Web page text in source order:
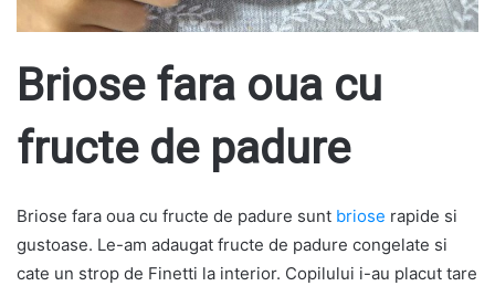
Briose fara oua cu
fructe de padure
Briose fara oua cu fructe de padure sunt briose rapide si
gustoase. Le-am adaugat fructe de padure congelate si
cate un strop de Finetti la interior. Copilului i-au placut tare